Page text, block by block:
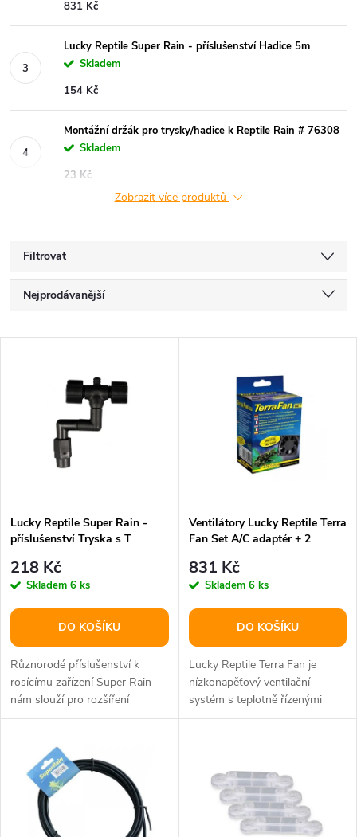
831 Kč
Lucky Reptile Super Rain - příslušenství Hadice 5m
Skladem
154 Kč
Montážní držák pro trysky/hadice k Reptile Rain # 76308
Skladem
23 Kč
Zobrazit více produktů
Filtrovat
Ř
a
p
r
o
d
u
Nejprodávanější
Abecedně
s
p
r
o
d
u
Lucky Reptile Super Rain -
příslušenství Tryska s T
218 Kč
Skladem 6 ks
DO KOŠÍKU
Různorodé příslušenství k
rosícímu zařízení Super Rain
nám slouží pro rozšíření
systému a pro výměnu
Ventilátory Lucky Reptile Terra
Fan Set A/C adaptér + 2
831 Kč
Skladem 6 ks
DO KOŠÍKU
Lucky Reptile Terra Fan je
nízkonapěťový ventilační
systém s teplotně řízenými
ventilátory pro terária a